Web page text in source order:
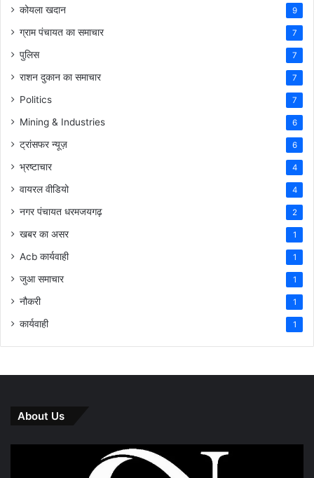
कोयला खदान 9
ग्राम पंचायत का समाचार 7
पुलिस 7
राशन दुकान का समाचार 7
Politics 7
Mining & Industries 6
ट्रांसफर न्यूज़ 6
भ्रष्टाचार 4
वायरल वीडियो 4
नगर पंचायत धरमजयगढ़ 2
खबर का असर 1
Acb कार्यवाही 1
जुआ समाचार 1
नौकरी 1
कार्यवाही 1
About Us